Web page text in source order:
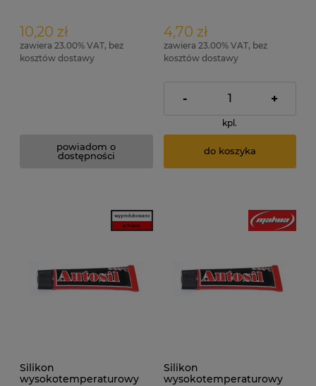
10,20 zł
zawiera 23.00% VAT, bez
kosztów dostawy
powiadom o
dostępności
4,70 zł
zawiera 23.00% VAT, bez
kosztów dostawy
- +
kpl.
do koszyka
Silikon
wysokotemperaturowy
Silikon
wysokotemperaturowy